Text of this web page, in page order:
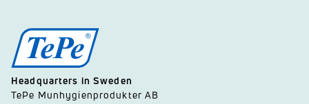
Headquarters in Sweden
TePe Munhygienprodukter AB